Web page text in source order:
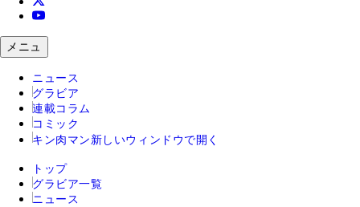
メニュ
ニュース
グラビア
連載コラム
コミック
キン肉マン 新しいウィンドウで開く
トップ
グラビア一覧
ニュース